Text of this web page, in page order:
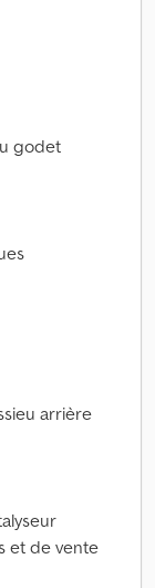
godet
arrière
et de vente